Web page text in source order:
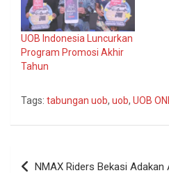
UOB Indonesia Luncurkan
Program Promosi Akhir
Tahun
Tags: tabungan uob, uob, UOB
Navigasi
NMAX Riders Bekasi Adakan